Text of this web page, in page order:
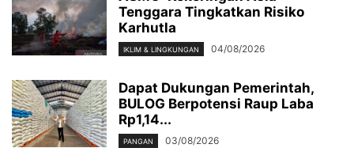
Tenggara Tingkatkan Risiko
Karhutla
IKLIM & LINGKUNGAN 04/08/2026
Dapat Dukungan Pemerintah,
BULOG Berpotensi Raup Laba
Rp1,14...
PANGAN 03/08/2026